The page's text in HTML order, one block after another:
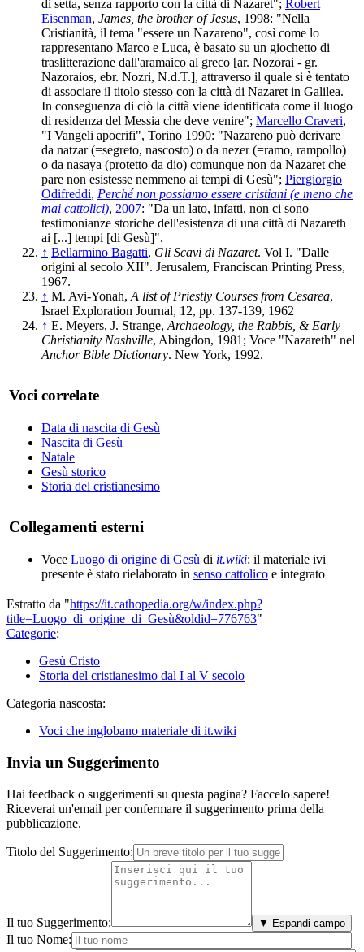
di setta, senza rapporto con la città di Nazaret"; Robert
Eisenman, James, the brother of Jesus, 1998: "Nella
Cristianità, il tema "essere un Nazareno", così come lo
rappresentano Marco e Luca, è basato su un giochetto di
traslitterazione dall'aramaico al greco [ar. Nozorai - gr.
Nazoraios, ebr. Nozri, N.d.T.], attraverso il quale si è tentato
di associare il titolo stesso con la città di Nazaret in Galilea.
In conseguenza di ciò la città viene identificata come il luogo
di residenza del Messia che deve venire"; Marcello Craveri,
"I Vangeli apocrifi", Torino 1990: "Nazareno può derivare
da natzar (=segreto, nascosto) o da nezer (=ramo, rampollo)
o da nasaya (protetto da dio) comunque non da Nazaret che
pare non esistesse nemmeno ai tempi di Gesù"; Piergiorgio
Odifreddi, Perché non possiamo essere cristiani (e meno che
mai cattolici), 2007: "Da un lato, infatti, non ci sono
testimonianze storiche dell'esistenza di una città di Nazareth
ai [...] tempi [di Gesù]".
↑ Bellarmino Bagatti, Gli Scavi di Nazaret. Vol I. "Dalle
origini al secolo XII". Jerusalem, Franciscan Printing Press,
1967.
↑ M. Avi-Yonah, A list of Priestly Courses from Cesarea,
Israel Exploration Journal, 12, pp. 137-139, 1962
↑ E. Meyers, J. Strange, Archaeology, the Rabbis, & Early
Christianity Nashville, Abingdon, 1981; Voce "Nazareth" nel
Anchor Bible Dictionary. New York, 1992.
Voci correlate
Data di nascita di Gesù
Nascita di Gesù
Natale
Gesù storico
Storia del cristianesimo
Collegamenti esterni
Voce Luogo di origine di Gesù di it.wiki: il materiale ivi
presente è stato rielaborato in senso cattolico e integrato
Estratto da "https://it.cathopedia.org/w/index.php?
title=Luogo_di_origine_di_Gesù&oldid=776763"
Categorie:
Gesù Cristo
Storia del cristianesimo dal I al V secolo
Categoria nascosta:
Voci che inglobano materiale di it.wiki
Invia un Suggerimento
Hai feedback o suggerimenti su questa pagina? Faccelo sapere!
Riceverai un'email per confermare il suggerimento prima della
pubblicazione.
Titolo del Suggerimento:
Il tuo Suggerimento: ▼ Espandi campo
Il tuo Nome: